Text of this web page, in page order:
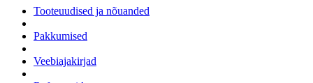
Tooteuudised ja nõuanded
Pakkumised
Veebiajakirjad